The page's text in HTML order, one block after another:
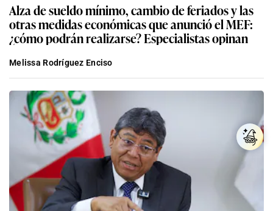
Alza de sueldo mínimo, cambio de feriados y las
otras medidas económicas que anunció el MEF:
¿cómo podrán realizarse? Especialistas opinan
Melissa Rodríguez Enciso